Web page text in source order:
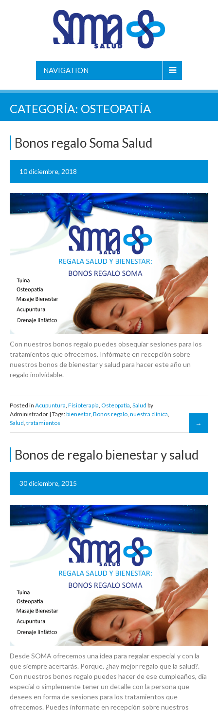
NAVIGATION
CATEGORÍA: OSTEOPATÍA
Bonos regalo Soma Salud
10 diciembre, 2018
Con nuestros bonos regalo puedes obsequiar sesiones para los
tratamientos que ofrecemos. Infórmate en recepción sobre
nuestros bonos de bienestar y salud para hacer este año un
regalo inolvidable.
Posted in Acupuntura, Fisioterapia, Osteopatía, Salud by
Administrador | Tags:bienestar, Bonos regalo, nuestra clínica,
Salud, tratamientos
Bonos de regalo bienestar y salud
30 diciembre, 2015
Desde SOMA ofrecemos una idea para regalar especial y con la
que siempre acertarás. Porque, ¿hay mejor regalo que la salud?.
Con nuestros bonos regalo puedes hacer de ese cumpleaños, día
especial o simplemente tener un detalle con la persona que
desees en forma de sesiones para los tratamientos que
ofrecemos. Puedes informate en recepción sobre nuestros